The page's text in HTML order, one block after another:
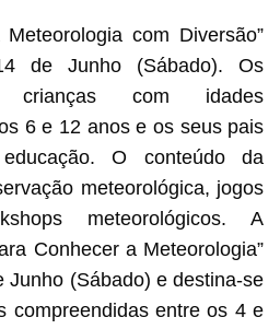
com Diversão”
de Junho (Sábado). Os
crianças com idades
6 e 12 anos e os seus pais
O conteúdo da
meteorológica, jogos
meteorológicos. A
Conhecer a Meteorologia”
Junho (Sábado) e destina-se
compreendidas entre os 4 e